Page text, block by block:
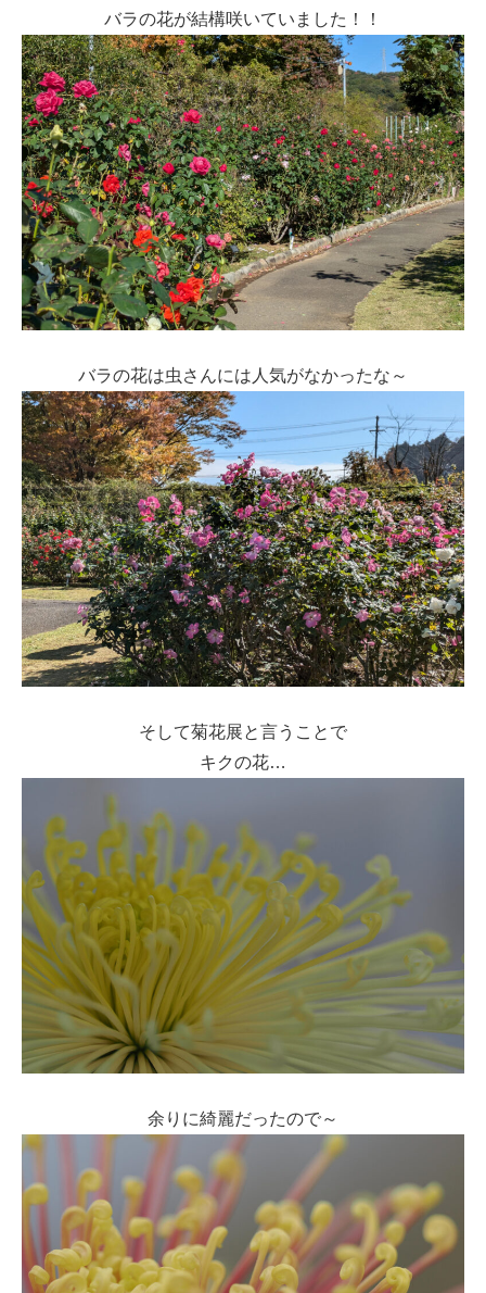
バラの花が結構咲いていました！！
バラの花は虫さんには人気がなかったな～
そして菊花展と言うことで
キクの花…
余りに綺麗だったので～